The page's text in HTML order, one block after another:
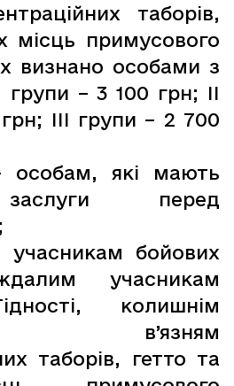
таборів,
місць примусового
визнано особами з
групи – 3 100 грн; II
IІI групи – 2 700
особам, які мають
перед
бойових
учасникам
колишнім
в’язням
таборів, гетто та